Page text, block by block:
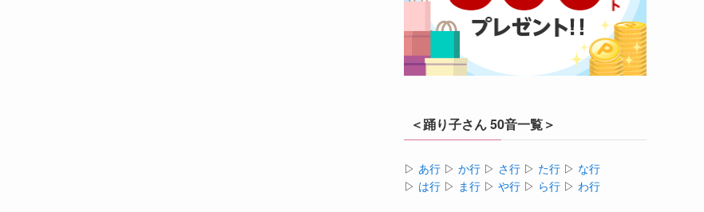
＜踊り子さん 50音一覧＞
▷ あ行 ▷ か行 ▷ さ行 ▷ た行 ▷ な行
▷ は行 ▷ ま行 ▷ や行 ▷ ら行 ▷ わ行